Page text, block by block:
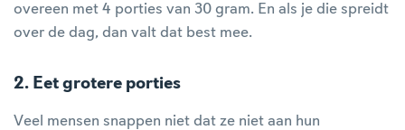
overeen met 4 porties van 30 gram. En als je die spreidt
over de dag, dan valt dat best mee.
2. Eet grotere porties
Veel mensen snappen niet dat ze niet aan hun